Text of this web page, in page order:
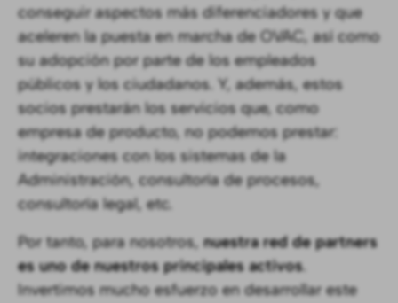
conseguir aspectos más diferenciadores y que
aceleren la puesta en marcha de OVAC, así como
su adopción por parte de los empleados
públicos y los ciudadanos. Y, además, estos
socios prestarán los servicios que, como
empresa de producto, no podemos prestar:
integraciones con los sistemas de la
Administración, consultoría de procesos,
consultoría legal, etc.
Por tanto, para nosotros,nuestra red de partners
es uno de nuestros principales activos.
Invertimos mucho esfuerzo en desarrollar este